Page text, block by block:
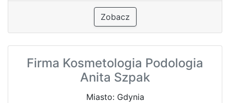
Zobacz
Firma Kosmetologia Podologia
Anita Szpak
Miasto: Gdynia